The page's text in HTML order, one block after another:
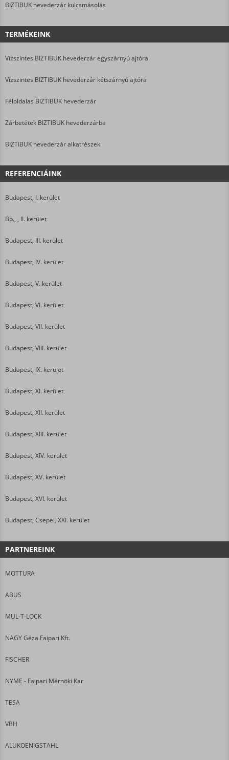
BIZTIBUK hevederzár kulcsmásolás
TERMÉKEINK
Vízszintes BIZTIBUK hevederzár egyszárnyú ajtóra
Vízszintes BIZTIBUK hevederzár kétszárnyú ajtóra
Féloldalas BIZTIBUK hevederzár
Zárbetétek BIZTIBUK hevederzárba
BIZTIBUK hevederzár alkatrészek
REFERENCIÁINK
Budapest, I. kerület
Bp., , II. kerület
Budapest, III. kerület
Budapest, IV. kerület
Budapest, V. kerület
Budapest, VI. kerület
Budapest, VII. kerület
Budapest, VIII. kerület
Budapest, IX. kerület
Budapest, XI. kerület
Budapest, XII. kerület
Budapest, XIII. kerület
Budapest, XIV. kerület
Budapest, XV. kerület
Budapest, XVI. kerület
Budapest, Csepel, XXI. kerület
PARTNEREINK
MOTTURA
ABUS
MUL-T-LOCK
NAGY Géza Faipari Kft.
FISCHER
NYME - Faipari Mérnöki Kar
TESA
VBH
ALUKOENIGSTAHL